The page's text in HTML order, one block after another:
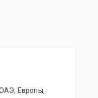
Европы,